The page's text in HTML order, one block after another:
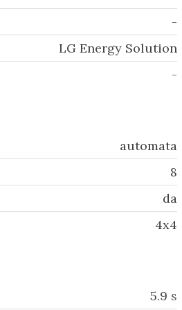
-
LG Energy Solution
-
automata
8
da
4x4
5.9 s